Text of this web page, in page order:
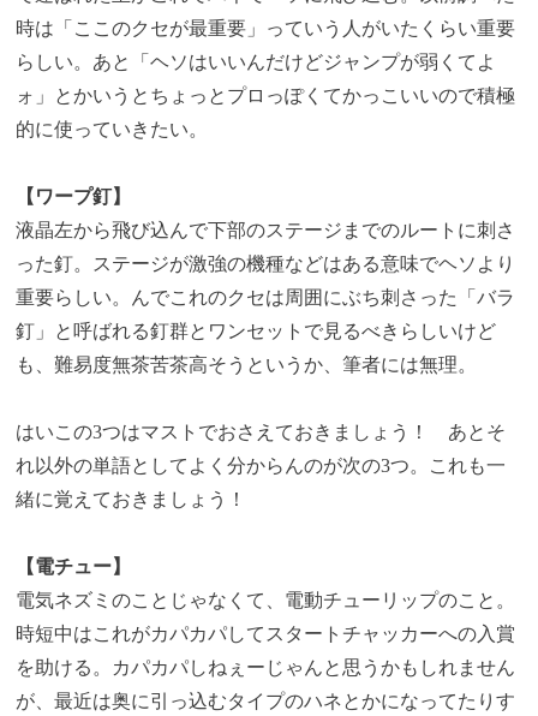
時は「ここのクセが最重要」っていう人がいたくらい重要
らしい。あと「ヘソはいいんだけどジャンプが弱くてよ
ォ」とかいうとちょっとプロっぽくてかっこいいので積極
的に使っていきたい。
【ワープ釘】
液晶左から飛び込んで下部のステージまでのルートに刺さ
った釘。ステージが激強の機種などはある意味でヘソより
重要らしい。んでこれのクセは周囲にぶち刺さった「バラ
釘」と呼ばれる釘群とワンセットで見るべきらしいけど
も、難易度無茶苦茶高そうというか、筆者には無理。
はいこの3つはマストでおさえておきましょう！ あとそ
れ以外の単語としてよく分からんのが次の3つ。これも一
緒に覚えておきましょう！
【電チュー】
電気ネズミのことじゃなくて、電動チューリップのこと。
時短中はこれがカパカパしてスタートチャッカーへの入賞
を助ける。カパカパしねぇーじゃんと思うかもしれません
が、最近は奥に引っ込むタイプのハネとかになってたりす